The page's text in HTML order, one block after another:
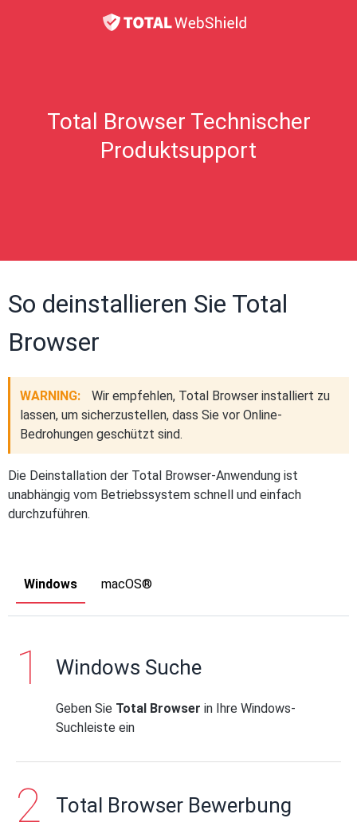
Total Browser Technischer
Produktsupport
So deinstallieren Sie Total
Browser
WARNING:
Wir empfehlen, Total Browser installiert zu
lassen, um sicherzustellen, dass Sie vor Online-
Bedrohungen geschützt sind.
Die Deinstallation der Total Browser-Anwendung ist
unabhängig vom Betriebssystem schnell und einfach
durchzuführen.
Windows macOS®
Windows Suche
Geben Sie Total Browser in Ihre Windows-
Suchleiste ein
Total Browser Bewerbung